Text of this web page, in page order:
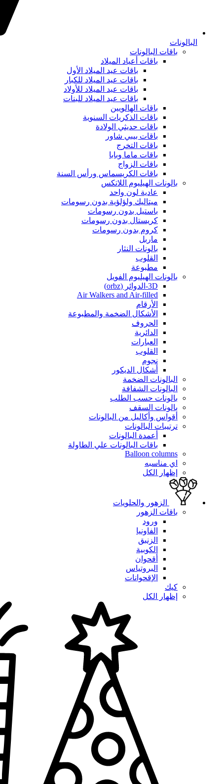
البالونات
باقات البالونات
باقات أعياد الميلاد
باقات عيد الميلاد الأول
باقات عيد الميلاد للكبار
باقات عيد الميلاد للأولاد
باقات عيد الميلاد للبنات
باقات الهالويين
باقات الذكريات السنوية
باقات حديثي الولادة
باقات بيبي شاور
باقات التخرج
باقات ماما وبابا
باقات الزواج
باقات الكريسماس ورأس السنة
بالونات الهيليوم اللاتكس
عادية لون واحد
ميتاليك ولؤلؤية بدون رسومات
باستيل بدون رسومات
كريستال بدون رسومات
كروم بدون رسومات
ماربل
بالونات النثار
القلوب
مطبوعة
بالونات الهيليوم الفويل
3D-الدوائر (orbz)
Air Walkers and Air-filled
الأرقام
الأشكال الضخمة والمطبوعة
الحروف
الدائرية
العبارات
القلوب
نجوم
أشكال الديكور
البالونات الضخمة
البالونات الشفافة
بالونات حسب الطلب
بالونات السقف
أقواس وأكاليل من البالونات
ترتيبات البالونات
أعمدة البالونات
باقات البالونات علي الطاولة
Balloon columns
اي مناسبه
إظهار الكل
الزهور والحلويات
باقات الزهور
ورود
الفاونيا
الزنبق
الكوبية
أقحوان
البروتياس
الإقحوانات
كيك
إظهار الكل